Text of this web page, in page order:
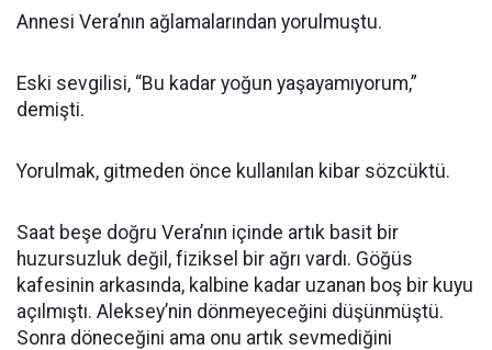
Annesi Vera’nın ağlamalarından yorulmuştu.
Eski sevgilisi, “Bu kadar yoğun yaşayamıyorum,”
demişti.
Yorulmak, gitmeden önce kullanılan kibar sözcüktü.
Saat beşe doğru Vera’nın içinde artık basit bir
huzursuzluk değil, fiziksel bir ağrı vardı. Göğüs
kafesinin arkasında, kalbine kadar uzanan boş bir kuyu
açılmıştı. Aleksey’nin dönmeyeceğini düşünmüştü.
Sonra döneceğini ama onu artık sevmediğini